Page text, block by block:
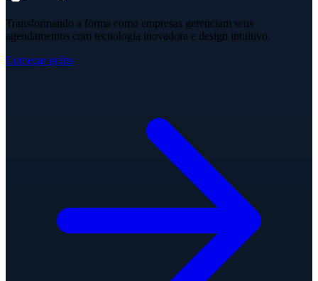
Transformando a forma como empresas gerenciam seus
agendamentos com tecnologia inovadora e design intuitivo.
Começar grátis